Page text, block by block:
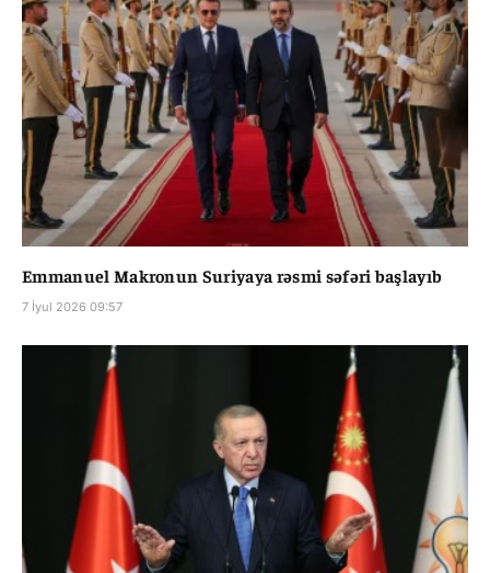
Emmanuel Makronun Suriyaya rəsmi səfəri başlayıb
7 İyul 2026 09:57